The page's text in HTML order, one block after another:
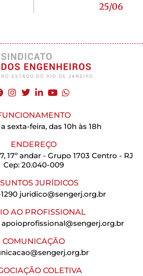
25/06
sexta-feira, das 10h às 18h
ENDEREÇO
17º andar - Grupo 1703 Centro - RJ
Cep: 20.040-009
JURÍDICOS
juridico@sengerj.org.br
AO PROFISSIONAL
apoioprofissional@sengerj.org.br
COMUNICAÇÃO
COLETIVA